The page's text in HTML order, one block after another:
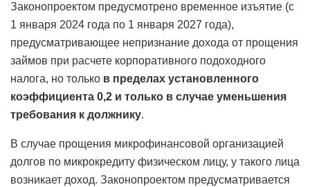
Законопроектом предусмотрено временное изъятие (с
1 января 2024 года по 1 января 2027 года),
предусматривающее непризнание дохода от прощения
займов при расчете корпоративного подоходного
налога, но только в пределах установленного
коэффициента 0,2 и только в случае уменьшения
требования к должнику.
В случае прощения микрофинансовой организацией
долгов по микрокредиту физическом лицу, у такого лица
возникает доход. Законопроектом предусматривается